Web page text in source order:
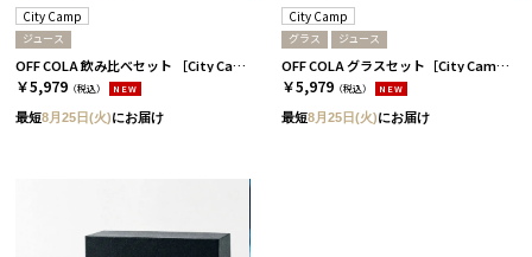
City Camp
ジュース
OFF COLA 飲み比べセット ［City Camp］
￥5,979 （税込） NEW
最短8月25日(火)にお届け
City Camp
グラス ジュース
OFF COLA グラスセット［City Camp］
￥5,979 （税込） NEW
最短8月25日(火)にお届け